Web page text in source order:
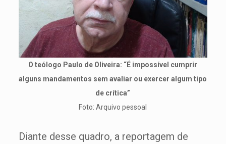
O teólogo Paulo de Oliveira: “É impossível cumprir
alguns mandamentos sem avaliar ou exercer algum tipo
de crítica”
Foto: Arquivo pessoal
Diante desse quadro, a reportagem de